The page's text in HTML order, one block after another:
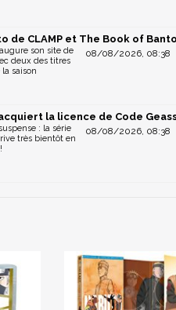
de CLAMP et The Book of
08/08/2026, 08:38
son site de
deux des titres
saison
la licence de Code
08/08/2026, 08:38
: la série
très bientôt en